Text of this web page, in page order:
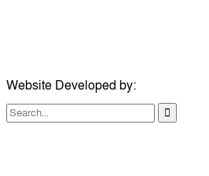
Website Developed by: